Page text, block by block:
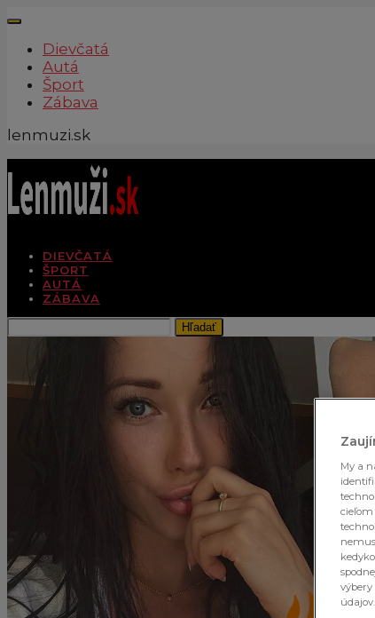
Dievčatá
Autá
Šport
Zábava
lenmuzi.sk
DIEVČATÁ
ŠPORT
AUTÁ
ZÁBAVA
Hľadať
My a
cieľom
údajov.